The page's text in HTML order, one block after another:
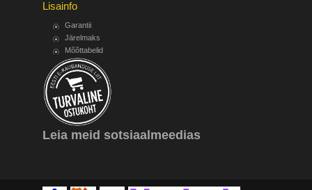
Lisainfo
Garantii
Järelmaks
Mõõttabelid
Leia meid sotsiaalmeedias